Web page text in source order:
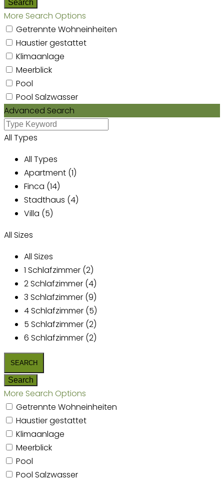
More Search Options
Getrennte Wohneinheiten
Haustier gestattet
Klimaanlage
Meerblick
Pool
Pool Salzwasser
Advanced Search
All Types
All Types
Apartment (1)
Finca (14)
Stadthaus (4)
Villa (5)
All Sizes
All Sizes
1 Schlafzimmer (2)
2 Schlafzimmer (4)
3 Schlafzimmer (9)
4 Schlafzimmer (5)
5 Schlafzimmer (2)
6 Schlafzimmer (2)
More Search Options
Getrennte Wohneinheiten
Haustier gestattet
Klimaanlage
Meerblick
Pool
Pool Salzwasser